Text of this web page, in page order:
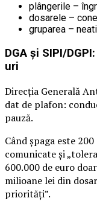
plângerile –
dosarele –
gruparea –
DGA și SIPI/
uri
Direcția Generală
dat de plafon:
pauză.
Când șpaga este
comunicate și
600.000 de euro
milioane lei din
priorități”.